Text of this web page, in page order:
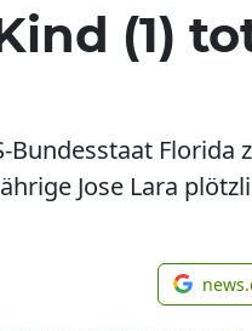
(1)
Jose Lara